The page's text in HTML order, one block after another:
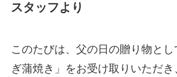
スタッフより
このたびは、父の日の贈り物と
ぎ蒲焼き」をお受け取りいただ